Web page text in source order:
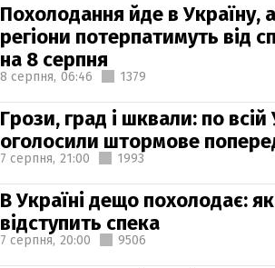
Похолодання йде в Україну,
регіони потерпатимуть від
на 8 серпня
8 серпня, 06:46 1379
Грози, град і шквали: по всій
оголосили штормове
7 серпня, 21:00 1993
В Україні дещо похолодає:
відступить спека
7 серпня, 20:00 9506